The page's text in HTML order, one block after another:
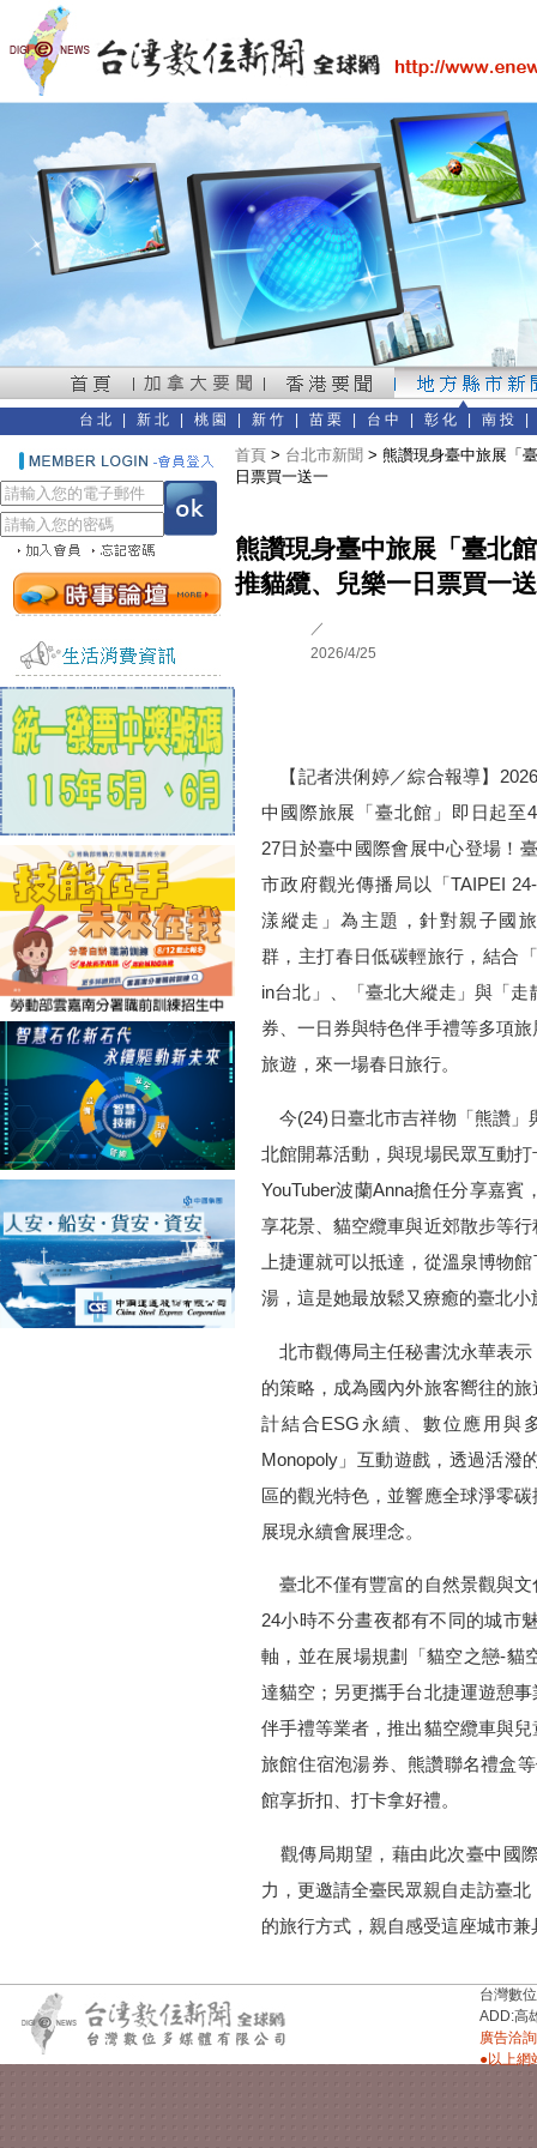
台北 新北 桃園 新竹 苗栗 台中 彰化 南投
首頁 > 台北市新聞 > 熊讚現身臺中旅展「
日票買一送一
熊讚現身臺中旅展「臺北
推貓纜、兒樂一日票買一
／
2026/4/25
【記者洪俐婷／綜合報導】
中國際旅展「臺北館」即日起至
27日於臺中國際會展中心登場！
市政府觀光傳播局以「TAIPEI
漾縱走」為主題，針對親子國
群，主打春日低碳輕旅行，結合
in台北」、「臺北大縱走」與「
券、一日券與特色伴手禮等多項
旅遊，來一場春日旅行。
今(24)日臺北市吉祥物「熊讚」
北館開幕活動，與現場民眾互動
YouTuber波蘭Anna擔任分享嘉
享花景、貓空纜車與近郊散步等
上捷運就可以抵達，從溫泉博物
湯，這是她最放鬆又療癒的臺北小
北市觀傳局主任秘書沈永華表示
的策略，成為國內外旅客嚮往的
計結合ESG永續、數位應用與
Monopoly」互動遊戲，透過活潑
區的觀光特色，並響應全球淨零
展現永續會展理念。
臺北不僅有豐富的自然景觀與文
24小時不分晝夜都有不同的城市
軸，並在展場規劃「貓空之戀-貓
達貓空；另更攜手台北捷運遊憩
伴手禮等業者，推出貓空纜車與
旅館住宿泡湯券、熊讚聯名禮盒
館享折扣、打卡拿好禮。
觀傳局期望，藉由此次臺中國
力，更邀請全臺民眾親自走訪臺
的旅行方式，親自感受這座城市
台灣數
ADD:高
廣告洽
●以上網